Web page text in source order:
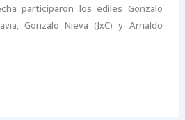
participaron los ediles Gonzalo
Gonzalo Nieva (JxC) y Arnaldo